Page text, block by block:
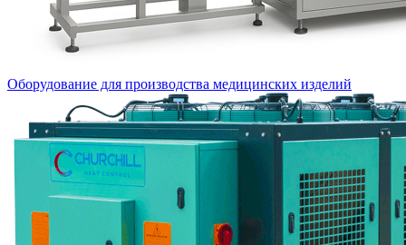
Оборудование для производства медицинских изделий